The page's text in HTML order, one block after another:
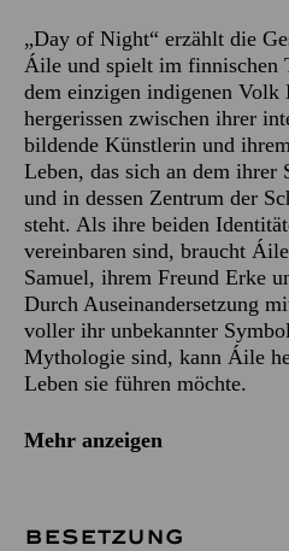
„Day of Night“ erzählt die
Áile und spielt im finnischen
dem einzigen indigenen
hergerissen zwischen ihrer
bildende Künstlerin und
Leben, das sich an dem
und in dessen Zentrum der
steht. Als ihre beiden
vereinbaren sind, braucht
Samuel, ihrem Freund Erke
Durch Auseinandersetzung
voller ihr unbekannter
Mythologie sind, kann Áile
Leben sie führen möchte.
Mehr anzeigen
BESETZUNG